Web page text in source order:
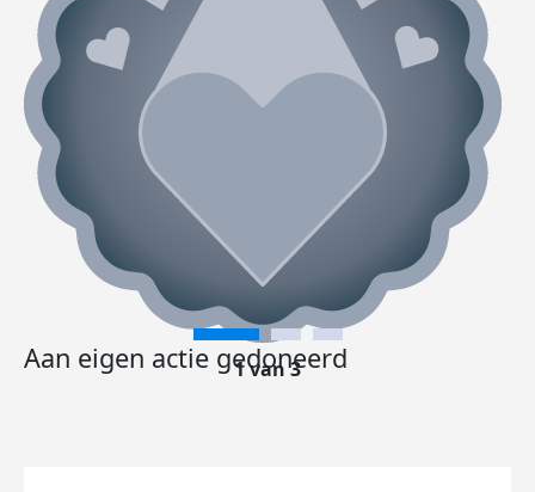
Aan eigen actie gedoneerd
1 van 3